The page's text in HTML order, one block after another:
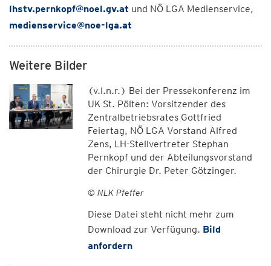
lhstv.pernkopf@noel.gv.at und NÖ LGA Medienservice,
medienservice@noe-lga.at
Weitere Bilder
(v.l.n.r.) Bei der Pressekonferenz im
UK St. Pölten: Vorsitzender des
Zentralbetriebsrates Gottfried
Feiertag, NÖ LGA Vorstand Alfred
Zens, LH-Stellvertreter Stephan
Pernkopf und der Abteilungsvorstand
der Chirurgie Dr. Peter Götzinger.
© NLK Pfeffer
Diese Datei steht nicht mehr zum
Download zur Verfügung. Bild
anfordern